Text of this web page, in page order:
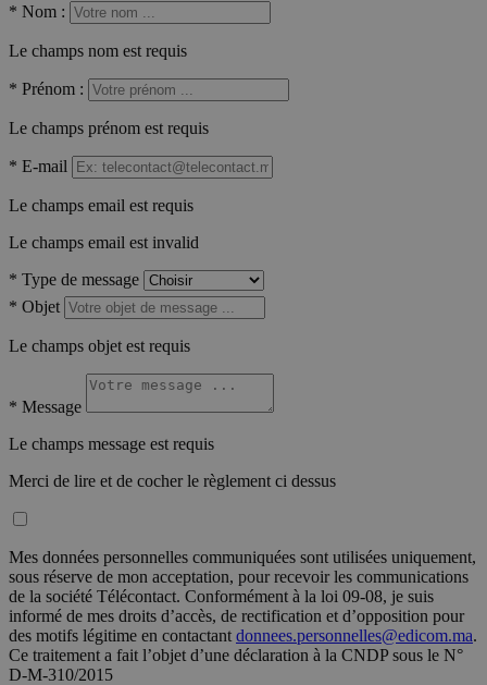
* Nom :
Le champs nom est requis
* Prénom :
Le champs prénom est requis
* E-mail
Le champs email est requis
Le champs email est invalid
* Type de message
* Objet
Le champs objet est requis
* Message
Le champs message est requis
Merci de lire et de cocher le règlement ci dessus
Mes données personnelles communiquées sont utilisées uniquement,
sous réserve de mon acceptation, pour recevoir les communications
de la société Télécontact. Conformément à la loi 09-08, je suis
informé de mes droits d’accès, de rectification et d’opposition pour
des motifs légitime en contactant donnees.personnelles@edicom.ma.
Ce traitement a fait l’objet d’une déclaration à la CNDP sous le N°
D-M-310/2015